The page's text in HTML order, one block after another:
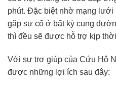
phút. Đặc biệt nhờ mạng lưới
gặp sự cố ở bất kỳ cung
thì đều sẽ được hỗ trợ kịp
Với sự trợ giúp của Cứu Hộ
được những lợi ích sau đây: